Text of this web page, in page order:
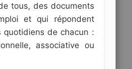
tous, des documents
et qui répondent
quotidiens de chacun :
associative ou